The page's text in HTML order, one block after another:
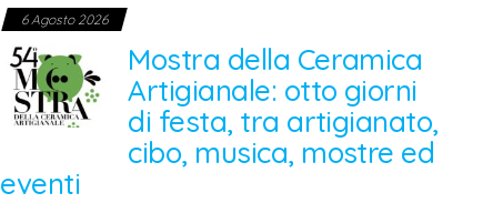
6 Agosto 2026
Mostra della Ceramica
Artigianale: otto giorni
di festa, tra artigianato,
cibo, musica, mostre ed
eventi